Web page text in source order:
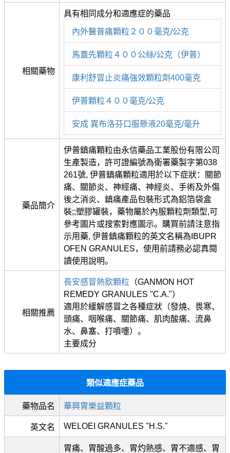
相關藥物
具有相同成分和適應症的藥品
內外醫普痛顆粒２００毫克/公克
馬蓋先顆粒４００公絲/公克（伊普）
康利舒冒止炎痛強效顆粒劑400毫克
伊普顆粒４００毫克/公克
安成 異布洛芬口服懸液20毫克/毫升
藥品簡介
伊普鎮痛顆粒由永信藥品工業股份有限公司
生產製造，許可證編號為衛署藥製字第038
261號, 伊普鎮痛顆粒適用於以下症狀：關節
痛、關節炎、神經痛、神經炎、手術及外傷
後之消炎、鎮痛產品包裝形式為鋁箔袋盒
裝;;塑膠罐裝，藥物屬於內服顆粒劑類型,可
參考圖片或搜索對應圖示。購買前請注意指
示用藥, 伊普鎮痛顆粒的英文名稱為IBUPR
OFEN GRANULES，使用前請務必認真閱
讀使用說明。
相關推薦
長安感冒熱飲顆粒 （GANMON HOT
REMEDY GRANULES "C.A."）
適用於緩解感冒之各種症狀（發燒、畏寒、
頭痛、咽喉痛、關節痛、肌肉酸痛、流鼻
水、鼻塞、打噴嚏）。
主要成分
類似適應症藥品
藥物品名 華興胃樂益顆粒
英文名 WELOEI GRANULES "H.S."
胃痛、胃酸過多、胃灼熱感、胃不適感、胃